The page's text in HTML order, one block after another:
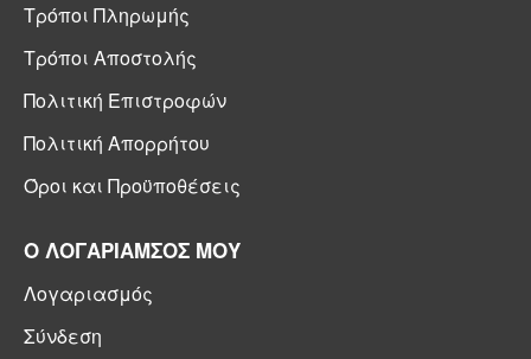
Τρόποι Πληρωμής
Τρόποι Αποστολής
Πολιτική Επιστροφών
Πολιτική Απορρήτου
Όροι και Προϋποθέσεις
Ο ΛΟΓΑΡΙΑΜΣΟΣ ΜΟΥ
Λογαριασμός
Σύνδεση